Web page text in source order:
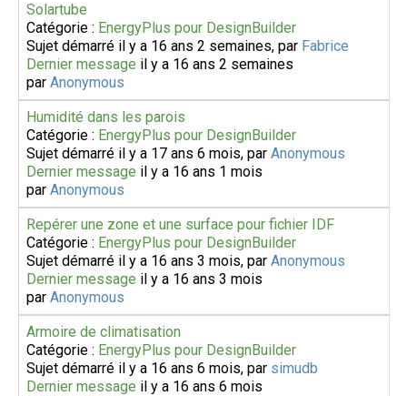
Solartube
Catégorie : EnergyPlus pour DesignBuilder
Sujet démarré il y a 16 ans 2 semaines, par Fabrice
Dernier message il y a 16 ans 2 semaines
par Anonymous
Humidité dans les parois
Catégorie : EnergyPlus pour DesignBuilder
Sujet démarré il y a 17 ans 6 mois, par Anonymous
Dernier message il y a 16 ans 1 mois
par Anonymous
Repérer une zone et une surface pour fichier IDF
Catégorie : EnergyPlus pour DesignBuilder
Sujet démarré il y a 16 ans 3 mois, par Anonymous
Dernier message il y a 16 ans 3 mois
par Anonymous
Armoire de climatisation
Catégorie : EnergyPlus pour DesignBuilder
Sujet démarré il y a 16 ans 6 mois, par simudb
Dernier message il y a 16 ans 6 mois